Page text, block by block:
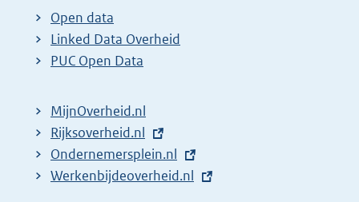
t
e
r
l
i
n
k
Open data
Linked Data Overheid
PUC Open Data
MijnOverheid.nl
E
x
t
Rijksoverheid.nl
E
x
Ondernemersplein.nl
E
Werkenbijdeoverheid.nl